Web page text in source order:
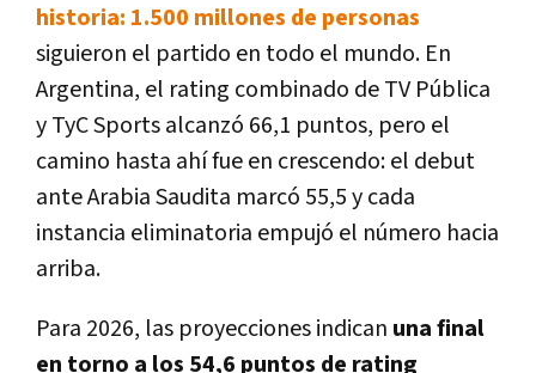
historia: 1.500 millones de personas
siguieron el partido en todo el mundo. En
Argentina, el rating combinado de TV Pública
y TyC Sports alcanzó 66,1 puntos, pero el
camino hasta ahí fue en crescendo: el debut
ante Arabia Saudita marcó 55,5 y cada
instancia eliminatoria empujó el número hacia
arriba.
Para 2026, las proyecciones indican una final
en torno a los 54,6 puntos de rating